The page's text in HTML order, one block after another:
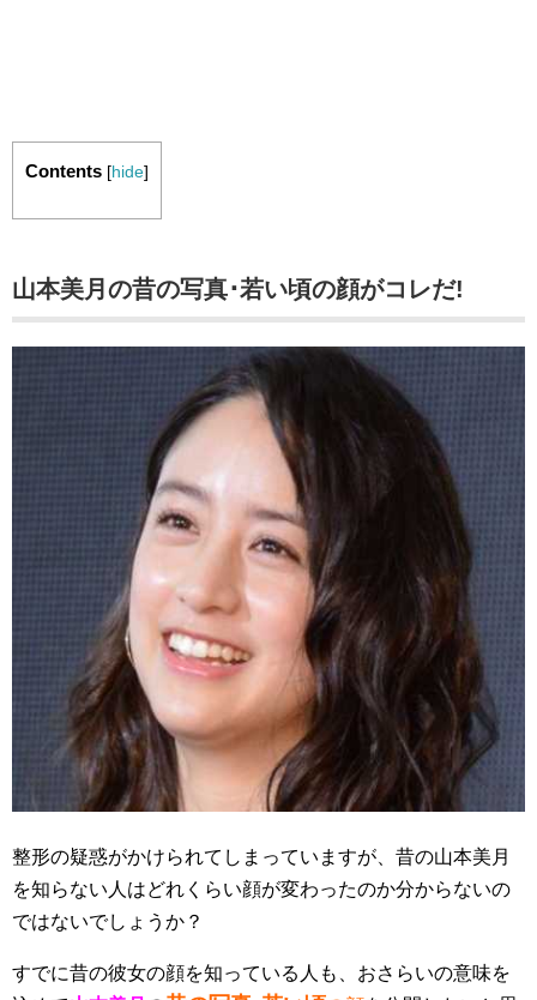
Contents [hide]
山本美月の昔の写真･若い頃の顔がコレだ!
整形の疑惑がかけられてしまっていますが、昔の山本美月
を知らない人はどれくらい顔が変わったのか分からないの
ではないでしょうか？
すでに昔の彼女の顔を知っている人も、おさらいの意味を